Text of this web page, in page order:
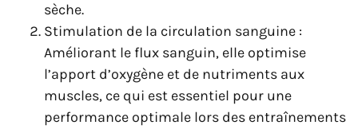
sèche.
Stimulation de la circulation sanguine :
Améliorant le flux sanguin, elle optimise
l’apport d’oxygène et de nutriments aux
muscles, ce qui est essentiel pour une
performance optimale lors des entraînements